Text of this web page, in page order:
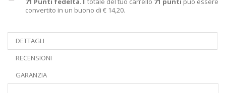
convertito in un buono di € 14,20.
DETTAGLI
RECENSIONI
GARANZIA